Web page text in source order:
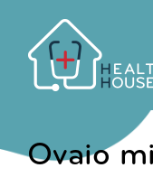
contenuto
Ovaio